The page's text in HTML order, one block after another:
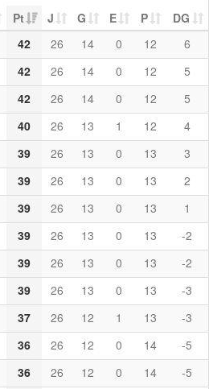
Pt J G E P
DG
42 26 14 0 12
6
42 26 14 0 12
5
42 26 14 0 12
5
40 26 13 1 12
4
39 26 13 0 13
3
39 26 13 0 13
2
39 26 13 0 13
1
39 26 13 0 13
-2
39 26 13 0 13
-2
39 26 13 0 13
-3
37 26 12 1 13
-3
36 26 12 0 14
-5
36 26 12 0 14
-5